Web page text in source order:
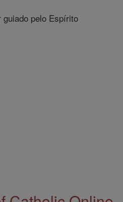
pelo Espírito